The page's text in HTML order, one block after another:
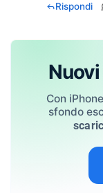
Rispondi
Con
sfondo